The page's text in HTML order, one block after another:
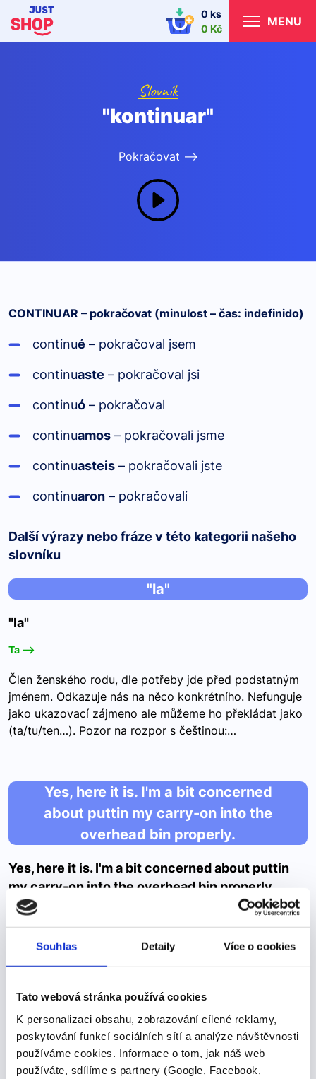
Souhlas Detaily Více o cookies
Tato webová stránka používá cookies
K personalizaci obsahu, zobrazování cílené reklamy,
poskytování funkcí sociálních sítí a analýze návštěvnosti
používáme cookies. Informace o tom, jak náš web
používáte, sdílíme s partnery (Google, Facebook,
0 ks
0 Kč
MENU
Slovník
"kontinuar"
Pokračovat -->
CONTINUAR – pokračovat (minulost – čas: indefinido)
continué – pokračoval jsem
continuaste – pokračoval jsi
continuó – pokračoval
continuamos – pokračovali jsme
continuasteis – pokračovali jste
continuaron – pokračovali
Další výrazy nebo fráze v této kategorii našeho
slovníku
"la"
"la"
Ta -->
Člen ženského rodu, dle potřeby jde před podstatným
jménem. Odkazuje nás na něco konkrétního. Nefunguje
jako ukazovací zájmeno ale můžeme ho překládat jako
(ta/tu/ten…). Pozor na rozpor s češtinou:…
Yes, here it is. I'm a bit concerned
about puttin my carry-on into the
overhead bin properly.
Yes, here it is. I'm a bit concerned about puttin
my carry-on into the overhead bin properly.
Ano, tady to je. Mám trochu obavy, abych správně umístila
své příruční zavazadlo do horního úložného prostoru.
vložit něco do nějakého prostoru, kontejneru nebo
ask